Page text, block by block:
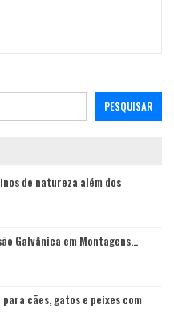
PESQUISAR
de natureza além dos
Galvânica em Montagens…
cães, gatos e peixes com